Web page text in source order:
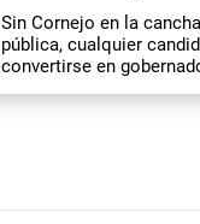
Sin Cornejo en la
pública, cualquier
convertirse en